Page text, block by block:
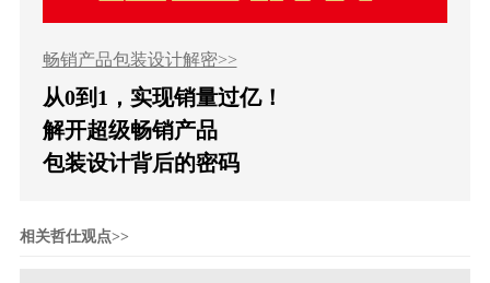
畅销产品包装设计解密>>
从0到1，实现销量过亿！
解开超级畅销产品
包装设计背后的密码
相关哲仕观点>>